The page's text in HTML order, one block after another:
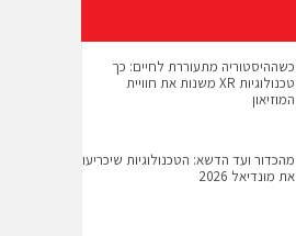
כשההיסטוריה מתעוררת לחיים: כך
טכנולוגיות XR משנות את חוויית
המוזיאון
מהכדור ועד הדשא: הטכנולוגיות שיכריעו
את מונדיאל 2026